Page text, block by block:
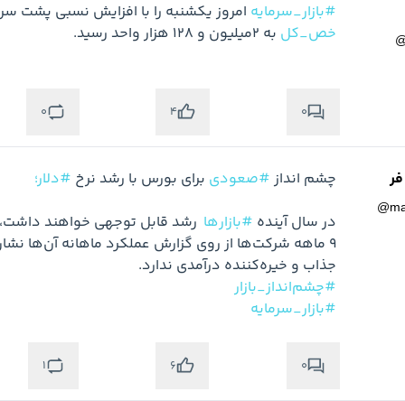
#بازار_سرمایه امروز یکشنبه را با افزایش نسبی پشت
خص_کل به 2میلیون و 128 هزار واحد رسید.
0
4
0
@
چشم انداز #صعودی برای بورس با رشد نرخ #دلار؛
در سال آینده #بازار‌ها
جذاب و خیره‌کننده درآمدی ندارد.
#چشم‌انداز_بازار
#بازار_سرمایه
0
6
1